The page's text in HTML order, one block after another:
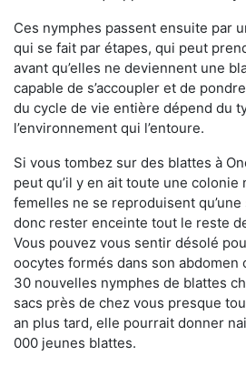
Ces nymphes passent ensuite par
qui se fait par étapes, qui peut
avant qu’elles ne deviennent une
capable de s’accoupler et de
du cycle de vie entière dépend du
l’environnement qui l’entoure.
Si vous tombez sur des blattes à
peut qu’il y en ait toute une colonie
femelles ne se reproduisent
donc rester enceinte tout le reste
Vous pouvez vous sentir désolé
oocytes formés dans son abdomen
30 nouvelles nymphes de blattes
sacs près de chez vous presque
an plus tard, elle pourrait donner
000 jeunes blattes.